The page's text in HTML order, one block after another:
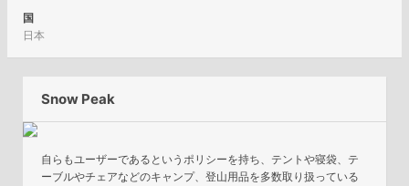
国
日本
Snow Peak
自らもユーザーであるというポリシーを持ち、テントや寝袋、テ
ーブルやチェアなどのキャンプ、登山用品を多数取り扱っている